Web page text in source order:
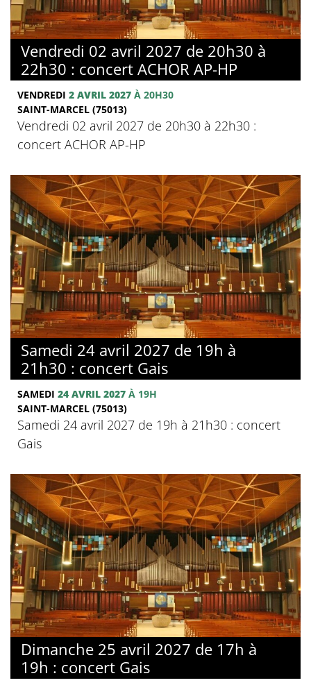
Vendredi 02 avril 2027 de 20h30 à
22h30 : concert ACHOR AP-HP
VENDREDI 2 AVRIL 2027 À 20H30
SAINT-MARCEL (75013)
Vendredi 02 avril 2027 de 20h30 à 22h30 :
concert ACHOR AP-HP
Samedi 24 avril 2027 de 19h à
21h30 : concert Gais
SAMEDI 24 AVRIL 2027 À 19H
SAINT-MARCEL (75013)
Samedi 24 avril 2027 de 19h à 21h30 : concert
Gais
Dimanche 25 avril 2027 de 17h à
19h : concert Gais